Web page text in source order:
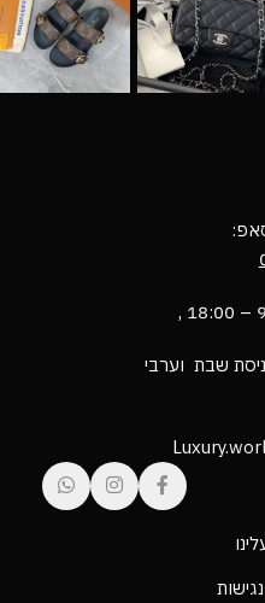
לפני כניסת שבת וערבי